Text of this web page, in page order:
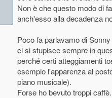
Non è che questo modo di
anch'esso alla decadenza
Poco fa parlavamo di
ci si stupisce sempre in
perché certi atteggiamenti
esempio l'apparenza al
piano musicale).
Forse ho bevuto troppi